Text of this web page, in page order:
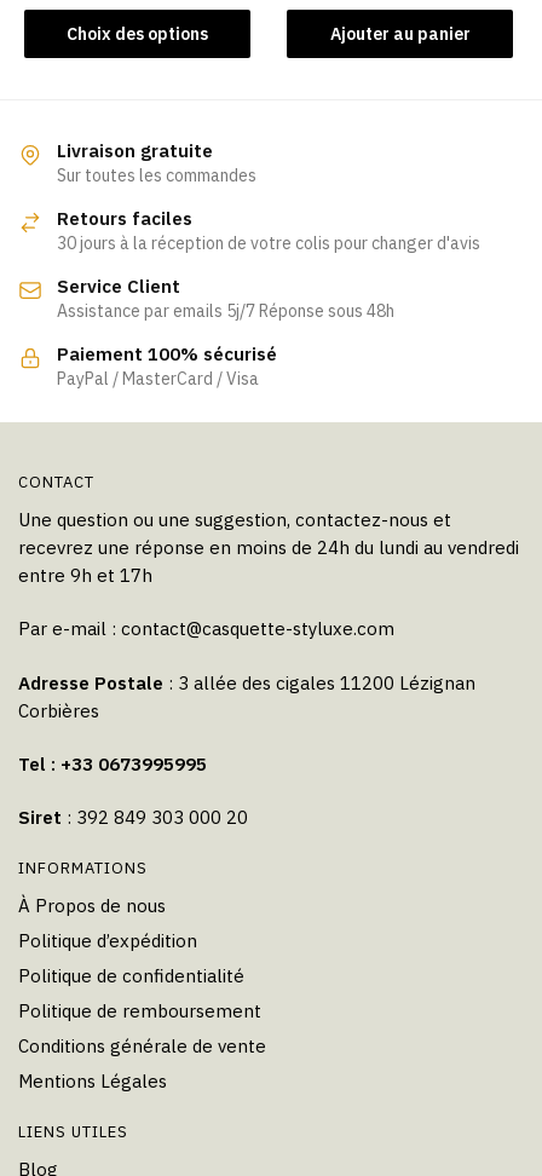
Choix des options
Ce
produit
variations.
Les
peuvent
choisies
sur
la
page
Ajouter au panier
Livraison gratuite
Sur toutes les commandes
Retours faciles
30 jours à la réception de votre colis pour changer d'avis
Service Client
Assistance par emails 5j/7 Réponse sous 48h
Paiement 100% sécurisé
PayPal / MasterCard / Visa
CONTACT
Une question ou une suggestion, contactez-nous et
recevrez une réponse en moins de 24h du lundi au vendredi
entre 9h et 17h
Par e-mail : contact@casquette-styluxe.com
Adresse Postale : 3 allée des cigales 11200 Lézignan
Corbières
Tel : +33 0673995995
Siret : 392 849 303 000 20
INFORMATIONS
À Propos de nous
Politique d’expédition
Politique de confidentialité
Politique de remboursement
Conditions générale de vente
Mentions Légales
LIENS UTILES
Blog